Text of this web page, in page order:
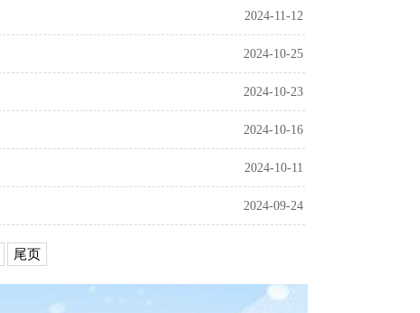
2024-11-12
2024-10-25
2024-10-23
2024-10-16
2024-10-11
2024-09-24
尾页